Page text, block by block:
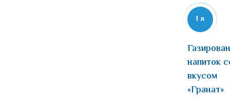
1 л
напиток
вкусом
«Гранат»